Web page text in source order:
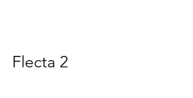
Flecta 2